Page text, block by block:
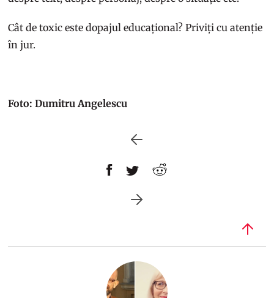
Cât de toxic este dopajul educațional? Priviți cu atenție
în jur.
Foto: Dumitru Angelescu